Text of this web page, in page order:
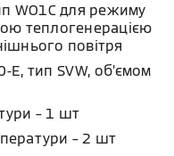
WO1C для режиму
теплогенерацією
повітря
тип SVW, об’ємом
– 1 шт
– 2 шт